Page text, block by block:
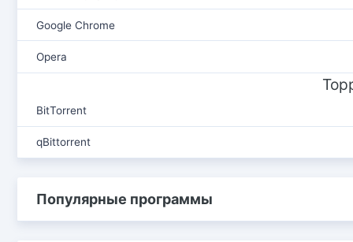
Google Chrome
Opera
BitTorrent
qBittorrent
Популярные программы